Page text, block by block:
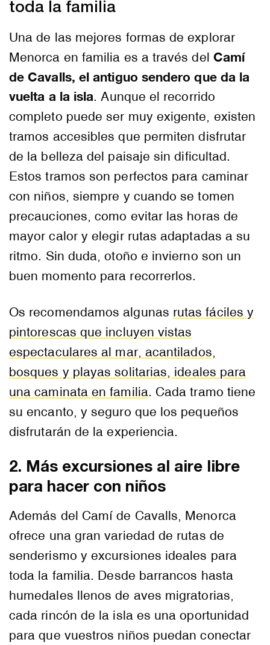
toda la familia
Una de las mejores formas de explorar
Menorca en familia es a través del Camí
de Cavalls, el antiguo sendero que da la
vuelta a la isla. Aunque el recorrido
completo puede ser muy exigente, existen
tramos accesibles que permiten disfrutar
de la belleza del paisaje sin dificultad.
Estos tramos son perfectos para caminar
con niños, siempre y cuando se tomen
precauciones, como evitar las horas de
mayor calor y elegir rutas adaptadas a su
ritmo. Sin duda, otoño e invierno son un
buen momento para recorrerlos.
Os recomendamos algunas rutas fáciles y
pintorescas que incluyen vistas
espectaculares al mar, acantilados,
bosques y playas solitarias, ideales para
una caminata en familia. Cada tramo tiene
su encanto, y seguro que los pequeños
disfrutarán de la experiencia.
2. Más excursiones al aire libre
para hacer con niños
Además del Camí de Cavalls, Menorca
ofrece una gran variedad de rutas de
senderismo y excursiones ideales para
toda la familia. Desde barrancos hasta
humedales llenos de aves migratorias,
cada rincón de la isla es una oportunidad
para que vuestros niños puedan conectar